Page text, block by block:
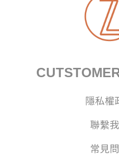
隱私權
聯繫
常見